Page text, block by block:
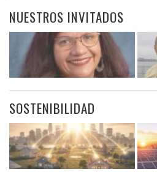
NUESTROS INVITADOS
SOSTENIBILIDAD